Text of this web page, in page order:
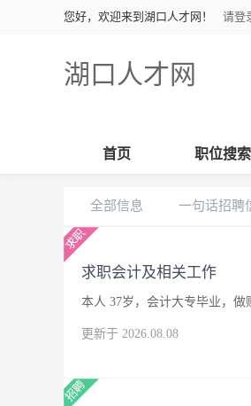
您好，欢迎来到湖口人才网！ 请登
湖口人才网
首页 职位搜索
全部信息 一句话招聘
求职会计及相关工作
本人 37岁，会计大专毕业，
更新于 2026.08.08